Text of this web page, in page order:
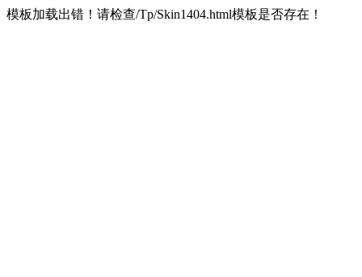
模板加载出错！请检查/Tp/Skin1404.html模板是否存在！